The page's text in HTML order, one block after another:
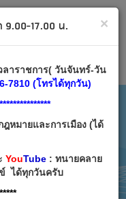
รสมาชิก
×
9.00-17.00 น.
ลาราชการ( วันจันทร์-วัน
7810 (โทรได้ทุกวัน)
หมายและการเมือง (ได้
YouTube: ทนายคลาย
ได้ทุกวันครับ